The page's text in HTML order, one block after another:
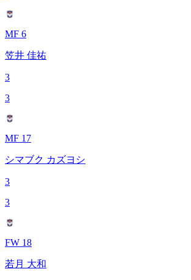
MF 6
笠井 佳祐
3
3
MF 17
シマブク カズヨシ
3
3
FW 18
若月 大和